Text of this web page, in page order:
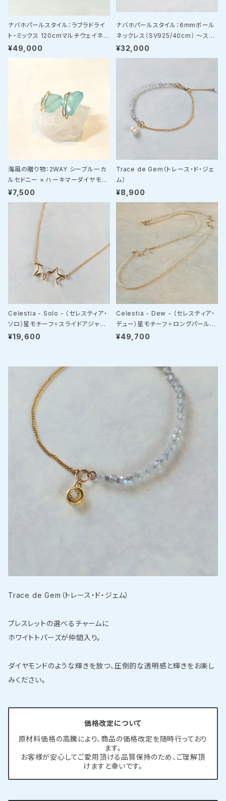
ナバホパールスタイル：ラブラドライ
ト・ミックス 120cmマルチウェイネッ
クレス（SV925）
¥49,000
ナバホパールスタイル：6mmボール
ネックレス（SV925/40cm） 〜スト
レスフリーな「マグネット・ユニバーサ
ルデザイン」〜
¥32,000
海風の贈り物：2WAY シーブルーカ
ルセドニー × ハーキマーダイヤモン
ド・ピアスチャームセット
¥7,500
Trace de Gem（トレース・ド・ジェ
ム）
¥8,900
Celestia - Solo - （セレスティア・
ソロ）星モチーフ✧スライドアジャス
ターネックレス
¥19,600
Celestia - Dew - （セレスティア・
デュー）星モチーフ✧ロングパールネ
ックレス
¥49,700
Trace de Gem（トレース・ド・ジェム）
ブレスレットの選べるチャームに
ホワイトトパーズが仲間入り。
ダイヤモンドのような輝きを放つ、圧倒的な透明感と輝きをお楽し
みください。
価格改定について
原材料価格の高騰により、商品の価格改定を随時行っており
ます。
お客様が安心してご愛用頂ける品質保持のため、ご理解頂
けますと幸いです。